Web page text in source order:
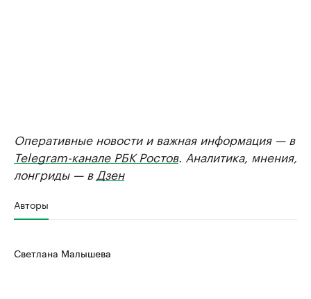
Оперативные новости и важная информация — в
Telegram-канале РБК Ростов. Аналитика, мнения,
лонгриды — в Дзен
Авторы
Светлана Малышева